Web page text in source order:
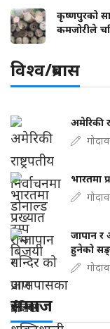
कृष्णपुरको
कमजोरीले
विश्व/प्रबास
अमेरिकी
भारतमा
जापान र
हुनेको
समाज